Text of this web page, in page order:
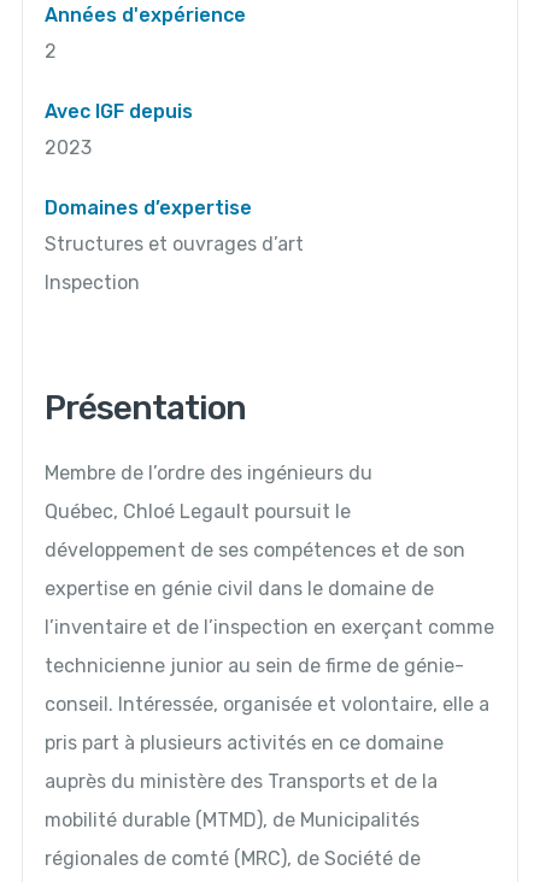
Années d'expérience
2
Avec IGF depuis
2023
Domaines d’expertise
Structures et ouvrages d’art
Inspection
Présentation
Membre de l’ordre des ingénieurs du
Québec, Chloé Legault poursuit le
développement de ses compétences et de son
expertise en génie civil dans le domaine de
l’inventaire et de l’inspection en exerçant comme
technicienne junior au sein de firme de génie-
conseil. Intéressée, organisée et volontaire, elle a
pris part à plusieurs activités en ce domaine
auprès du ministère des Transports et de la
mobilité durable (MTMD), de Municipalités
régionales de comté (MRC), de Société de